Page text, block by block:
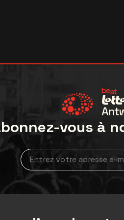
vous à
Inscription à la newsletter